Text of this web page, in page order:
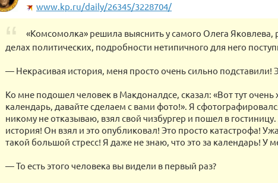
www.kp.ru/daily/26345/3228704/
«Комсомолка» решила выяснить у самого Олега Яковлева,
делах политических, подробности нетипичного для него
— Некрасивая история, меня просто очень сильно подставили!
Ко мне подошел человек в Макдоналдсе, сказал: «Вот тут
календарь, давайте сделаем с вами фото!». Я
никому не отказываю, взял свой чизбургер и пошел в гостиницу.
история! Он взял и это опубликовал! Это просто катастрофа!
такой большой стресс! Я даже не знаю, что это за календарь! У
— То есть этого человека вы видели в первый раз?